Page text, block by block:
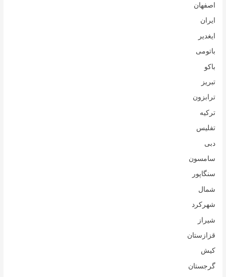
اصفهان
ایران
ایغدیر
باتومی
باکو
تبریز
ترابزون
ترکیه
تفلیس
دبی
سامسون
سنگاپور
شمال
شهرکرد
شیراز
قزازستان
کیش
گرجستان